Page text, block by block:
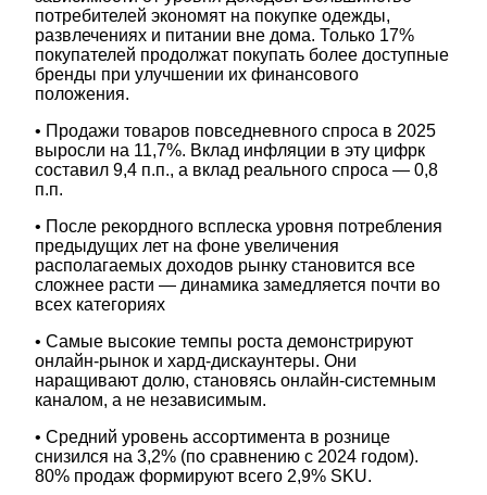
потребителей экономят на покупке одежды,
развлечениях и питании вне дома. Только 17%
покупателей продолжат покупать более доступные
бренды при улучшении их финансового
положения.
• Продажи товаров повседневного спроса в 2025
выросли на 11,7%. Вклад инфляции в эту цифрк
составил 9,4 п.п., а вклад реального спроса — 0,8
п.п.
• После рекордного всплеска уровня потребления
предыдущих лет на фоне увеличения
располагаемых доходов рынку становится все
сложнее расти — динамика замедляется почти во
всех категориях
• Самые высокие темпы роста демонстрируют
онлайн-рынок и хард-дискаунтеры. Они
наращивают долю, становясь онлайн-системным
каналом, а не независимым.
• Средний уровень ассортимента в рознице
снизился на 3,2% (по сравнению с 2024 годом).
80% продаж формируют всего 2,9% SKU.